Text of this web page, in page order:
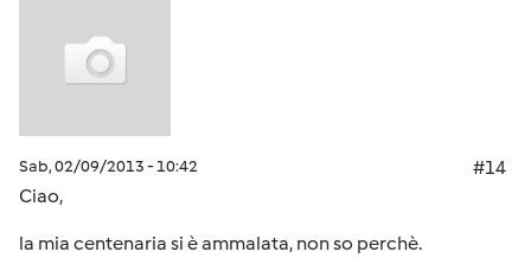
Sab, 02/09/2013 - 10:42
#14
Ciao,
la mia centenaria si è ammalata, non so perchè.